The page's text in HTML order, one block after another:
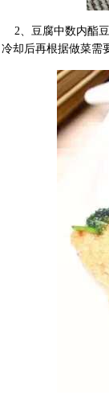
2、豆腐中数内酯豆
冷却后再根据做菜需